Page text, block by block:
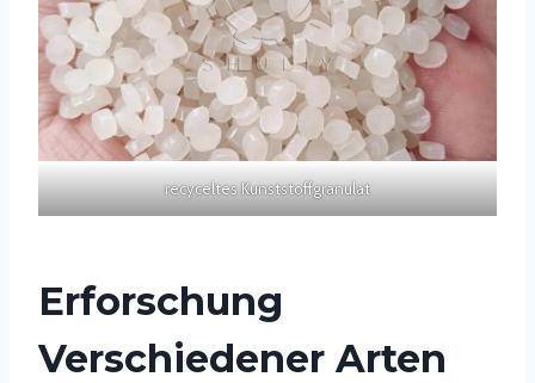
recyceltes Kunststoffgranulat
Erforschung
Verschiedener Arten